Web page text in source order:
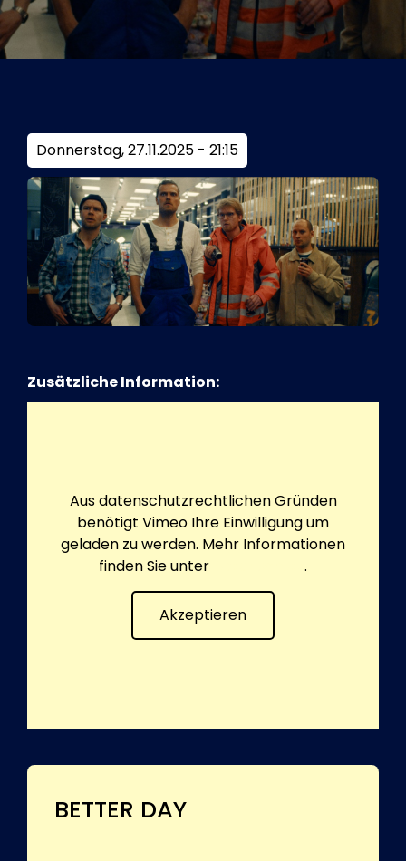
Tickets
Kurier Romy 2026
Donnerstag, 27.11.2025 - 21:15
Zusätzliche Information:
Aus datenschutzrechtlichen Gründen
benötigt Vimeo Ihre Einwilligung um
geladen zu werden. Mehr Informationen
finden Sie unter
.
Akzeptieren
BETTER DAY